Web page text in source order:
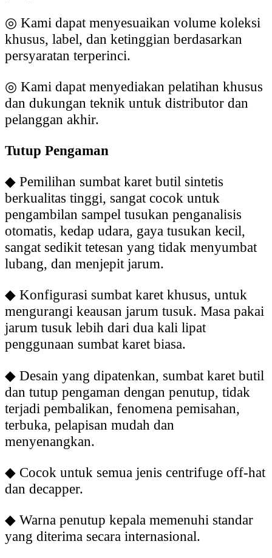
◎ Kami dapat menyesuaikan volume koleksi
khusus, label, dan ketinggian berdasarkan
persyaratan terperinci.
◎ Kami dapat menyediakan pelatihan khusus
dan dukungan teknik untuk distributor dan
pelanggan akhir.
Tutup Pengaman
◆ Pemilihan sumbat karet butil sintetis
berkualitas tinggi, sangat cocok untuk
pengambilan sampel tusukan penganalisis
otomatis, kedap udara, gaya tusukan kecil,
sangat sedikit tetesan yang tidak menyumbat
lubang, dan menjepit jarum.
◆ Konfigurasi sumbat karet khusus, untuk
mengurangi keausan jarum tusuk. Masa pakai
jarum tusuk lebih dari dua kali lipat
penggunaan sumbat karet biasa.
◆ Desain yang dipatenkan, sumbat karet butil
dan tutup pengaman dengan penutup, tidak
terjadi pembalikan, fenomena pemisahan,
terbuka, pelapisan mudah dan
menyenangkan.
◆ Cocok untuk semua jenis centrifuge off-hat
dan decapper.
◆ Warna penutup kepala memenuhi standar
yang diterima secara internasional.